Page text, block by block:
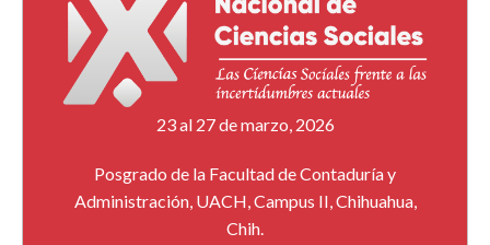
23 al 27 de marzo, 2026
Posgrado de la Facultad de Contaduría y
Administración, UACH, Campus II, Chihuahua,
Chih.